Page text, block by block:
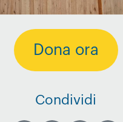
Dona ora
Condividi